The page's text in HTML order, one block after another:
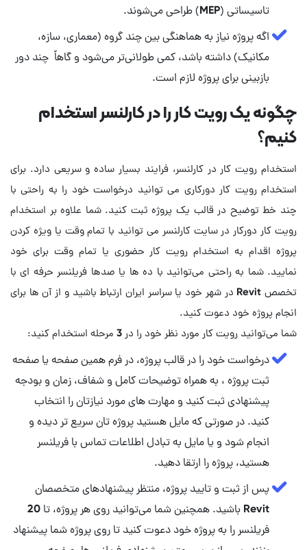
تاسیساتی (MEP) طراحی می‌شوند.
اگه پروژه نیاز به هماهنگی بین چند گروه (معماری، سازه،
مکانیک) داشته باشد، کمی طولانی‌تر می‌شود و گاهاً چند دور
بازبینی برای پروژه لازم است.
چگونه یک رویت کار را در کارلنسر استخدام
کنیم؟
استخدام رویت کار در کارلنسر، فرایند بسیار ساده و سریعی دارد. برای
استخدام رویت کار دورکاری می توانید درخواست خود را به راحتی با
چند خط توضیح در قالب یک پروژه ثبت کنید. شما علاوه بر استخدام
رویت کار دورکار در سایت کارلنسر می توانید با تمام وقت یا ویژه کردن
پروژه اقدام به استخدام رویت کار حضوری یا تمام وقت برای خود
نمایید. شما به راحتی می‌توانید با ده ها یا صدها فریلنسر حرفه ای با
تخصص Revit در شهر خود یا سراسر ایران ارتباط باشید و از آن ها برای
انجام پروژه خود دعوت کنید.
شما می‌توانید رویت کار مورد نظر خود را در 3 مرحله استخدام کنید:
درخواست خود را در قالب پروژه، در فرم همین صفحه یا صفحه
ثبت پروژه ، به همراه توضیحات کامل و شفاف، زمان و بودجه
پیشنهادی ثبت کنید و مهارت‌ های مورد نیازتان را انتخاب
کنید. در صورتی که مایل هستید پروژه تان سریع تر دیده و
انجام شود و یا مایل به تبادل اطلاعات تماس با فریلنسر
هستید، پروژه را ارتقا دهید.
پس از ثبت و تایید پروژه، منتظر پیشنهادهای متخصصان
Revit باشید. همچنین شما می‌توانید روی هر پروژه، تا 20
فریلنسر را به پروژه خود دعوت کنید تا روی پروژه شما پیشنهاد